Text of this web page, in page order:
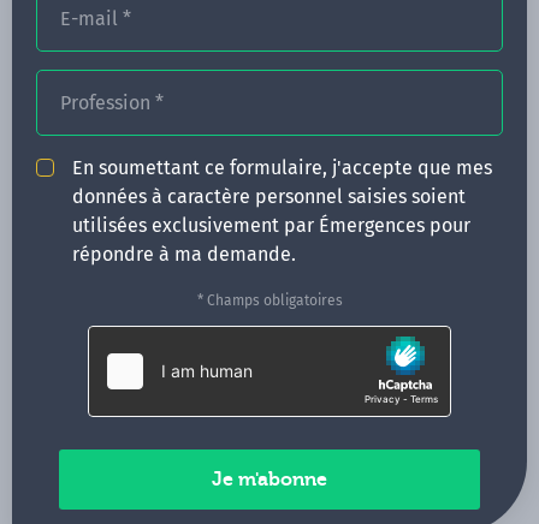
E-mail *
Profession *
En soumettant ce formulaire, j'accepte que mes
données à caractère personnel saisies soient
utilisées exclusivement par Émergences pour
répondre à ma demande.
* Champs obligatoires
CONGRÈS
ACTUALITÉS
INFOS PRATIQUES
Qui sommes-nous ?
CONTACT
35000 Rennes
02 99 05 25 47
Contactez-nous
Paiements sécurisés